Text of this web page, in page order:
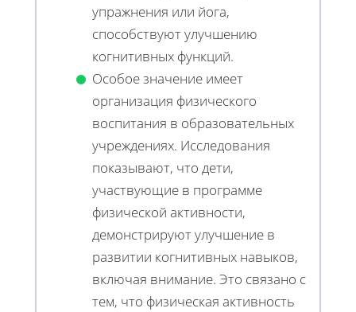
упражнения или йога,
способствуют улучшению
когнитивных функций.
Особое значение имеет
организация физического
воспитания в образовательных
учреждениях. Исследования
показывают, что дети,
участвующие в программе
физической активности,
демонстрируют улучшение в
развитии когнитивных навыков,
включая внимание. Это связано с
тем, что физическая активность